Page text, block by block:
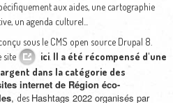
aux aides, une cartographie
un agenda culturel...
sous le CMS open source Drupal 8.
site
ici. Il a été récompensé d'une
dans la catégorie des
internet de Région éco-
, des Hashtags 2022 organisés par